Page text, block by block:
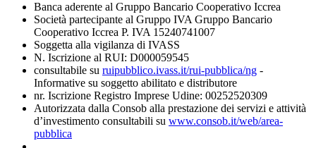
Banca aderente al Gruppo Bancario Cooperativo Iccrea
Società partecipante al Gruppo IVA Gruppo Bancario
Cooperativo Iccrea P. IVA 15240741007
Soggetta alla vigilanza di IVASS
N. Iscrizione al RUI: D000059545
consultabile su ruipubblico.ivass.it/rui-pubblica/ng -
Informative su soggetto abilitato e distributore
nr. Iscrizione Registro Imprese Udine: 00252520309
Autorizzata dalla Consob alla prestazione dei servizi e attività
d’investimento consultabili su www.consob.it/web/area-
pubblica